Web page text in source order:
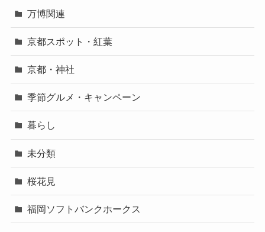
万博関連
京都スポット・紅葉
京都・神社
季節グルメ・キャンペーン
暮らし
未分類
桜花見
福岡ソフトバンクホークス